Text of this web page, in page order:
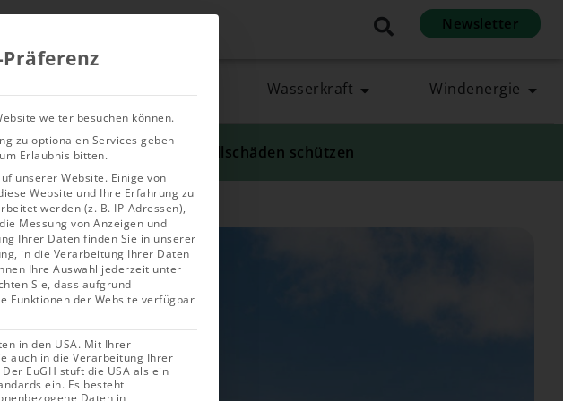
Newsletter
Wasserkraft Windenergie
vor Brand- und Ausfallschäden schützen
weiter besuchen können.
zu optionalen Services geben
Erlaubnis bitten.
unserer Website. Einige von
Website und Ihre Erfahrung zu
werden (z. B. IP-Adressen),
Messung von Anzeigen und
Ihrer Daten finden Sie in unserer
in die Verarbeitung Ihrer Daten
Ihre Auswahl jederzeit unter
Sie, dass aufgrund
Funktionen der Website verfügbar
in den USA. Mit Ihrer
auch in die Verarbeitung Ihrer
EuGH stuft die USA als ein
ein. Es besteht
Daten in